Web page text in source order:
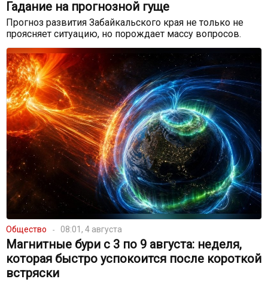
Гадание на прогнозной гуще
Прогноз развития Забайкальского края не только не
проясняет ситуацию, но порождает массу вопросов.
Общество 08:01, 4 августа
Магнитные бури с 3 по 9 августа: неделя,
которая быстро успокоится после короткой
встряски